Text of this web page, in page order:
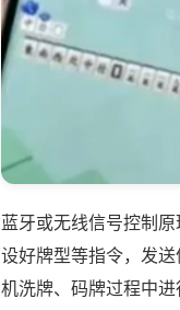
蓝牙或无线信号控制
设好牌型等指令，发
机洗牌、码牌过程中进